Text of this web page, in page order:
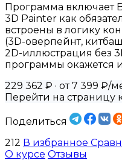
Программа включает
3D Painter как
встроены в логику
(3D-оверпейнт,
2D-иллюстрация без
программы окажется
229 362 ₽ · от 7 399 ₽/
Перейти на страницу
Поделиться
212 В избранное
О курсе Отзывы